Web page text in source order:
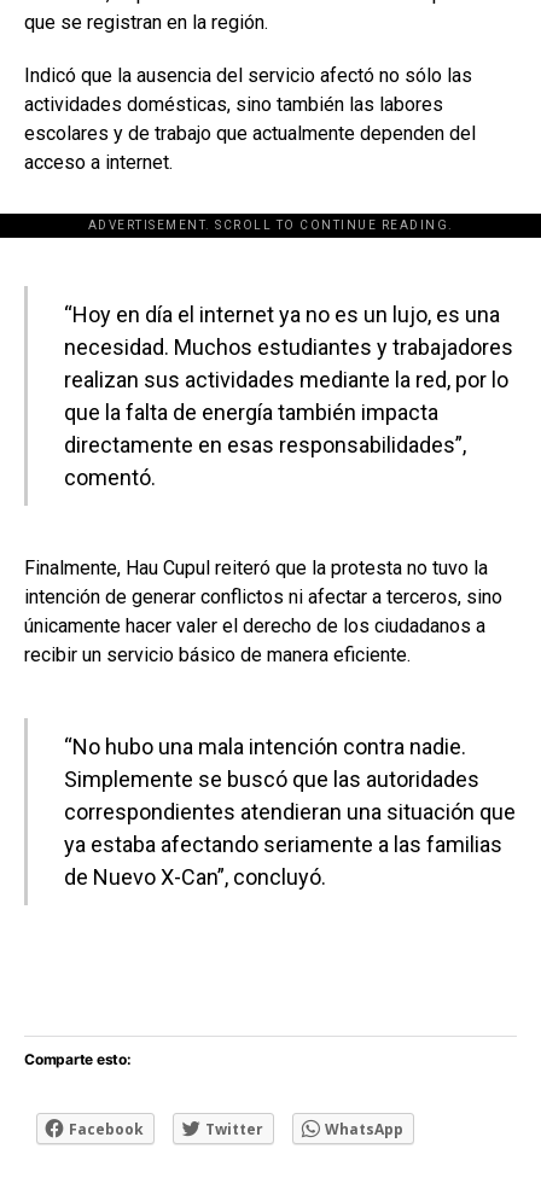
que se registran en la región.
Indicó que la ausencia del servicio afectó no sólo las
actividades domésticas, sino también las labores
escolares y de trabajo que actualmente dependen del
acceso a internet.
ADVERTISEMENT. SCROLL TO CONTINUE READING.
[adsforwp id="243463"]
“Hoy en día el internet ya no es un lujo, es una
necesidad. Muchos estudiantes y trabajadores
realizan sus actividades mediante la red, por lo
que la falta de energía también impacta
directamente en esas responsabilidades”,
comentó.
Finalmente, Hau Cupul reiteró que la protesta no tuvo la
intención de generar conflictos ni afectar a terceros, sino
únicamente hacer valer el derecho de los ciudadanos a
recibir un servicio básico de manera eficiente.
“No hubo una mala intención contra nadie.
Simplemente se buscó que las autoridades
correspondientes atendieran una situación que
ya estaba afectando seriamente a las familias
de Nuevo X-Can”, concluyó.
Comparte esto:
Facebook Twitter WhatsApp